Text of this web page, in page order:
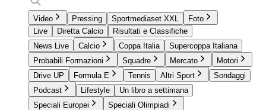
Video Pressing Sportmediaset XXL
Foto
Live
Diretta Calcio
Risultati e Classifiche
News Live
Calcio Coppa Italia
Supercoppa Italiana
Probabili Formazioni
Squadre Mercato
Motori
Drive UP
Formula E Tennis Altri Sport
Sondaggi
Podcast
Lifestyle
Un libro a settimana
Speciali Europei
Speciali Olimpiadi